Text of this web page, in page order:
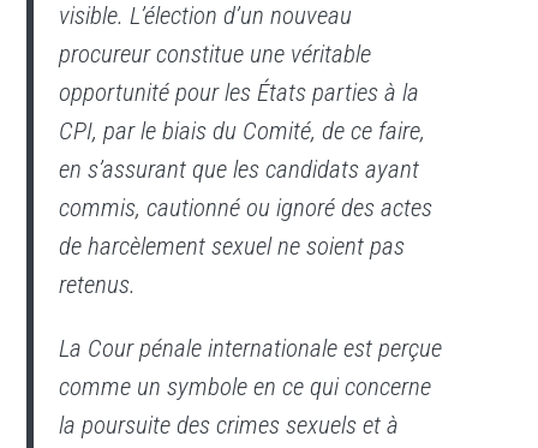
visible. L’élection d’un nouveau
procureur constitue une véritable
opportunité pour les États parties à la
CPI, par le biais du Comité, de ce faire,
en s’assurant que les candidats ayant
commis, cautionné ou ignoré des actes
de harcèlement sexuel ne soient pas
retenus.
La Cour pénale internationale est perçue
comme un symbole en ce qui concerne
la poursuite des crimes sexuels et à